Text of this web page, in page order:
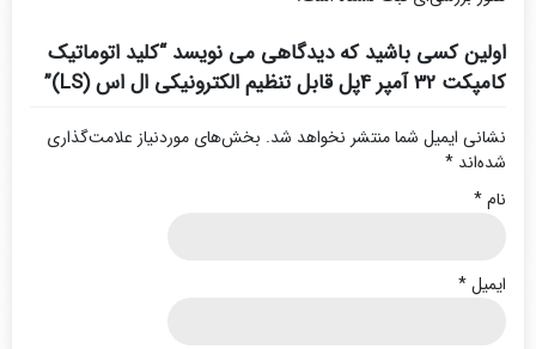
اولین کسی باشید که دیدگاهی می نویسد “کلید اتوماتیک
کامپکت 32 آمپر 4پل قابل تنظیم الکترونیکی ال اس (LS)”
نشانی ایمیل شما منتشر نخواهد شد. بخش‌های موردنیاز علامت‌گذاری
شده‌اند *
نام*
ایمیل*